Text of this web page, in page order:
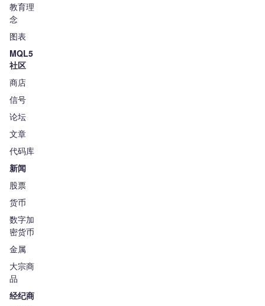
教育理
念
图表
MQL5
社区
商店
信号
论坛
文章
代码库
新闻
股票
货币
数字加
密货币
金属
大宗商
品
经纪商